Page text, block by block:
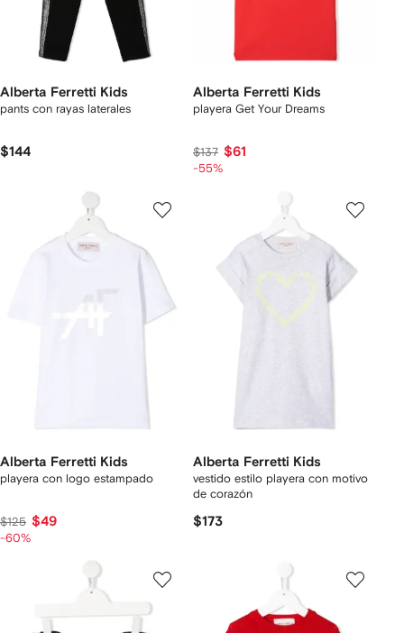
Alberta Ferretti Kids
pants con rayas laterales
$144
Alberta Ferretti Kids
playera Get Your Dreams
$137 $61
-55%
Alberta Ferretti Kids
playera con logo estampado
$125 $49
-60%
Alberta Ferretti Kids
vestido estilo playera con motivo
de corazón
$173